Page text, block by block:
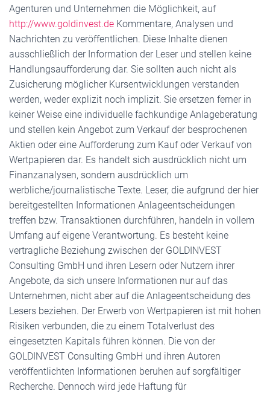
Agenturen und Unternehmen die Möglichkeit, auf
http://www.goldinvest.de Kommentare, Analysen und
Nachrichten zu veröffentlichen. Diese Inhalte dienen
ausschließlich der Information der Leser und stellen keine
Handlungsaufforderung dar. Sie sollten auch nicht als
Zusicherung möglicher Kursentwicklungen verstanden
werden, weder explizit noch implizit. Sie ersetzen ferner in
keiner Weise eine individuelle fachkundige Anlageberatung
und stellen kein Angebot zum Verkauf der besprochenen
Aktien oder eine Aufforderung zum Kauf oder Verkauf von
Wertpapieren dar. Es handelt sich ausdrücklich nicht um
Finanzanalysen, sondern ausdrücklich um
werbliche/journalistische Texte. Leser, die aufgrund der hier
bereitgestellten Informationen Anlageentscheidungen
treffen bzw. Transaktionen durchführen, handeln in vollem
Umfang auf eigene Verantwortung. Es besteht keine
vertragliche Beziehung zwischen der GOLDINVEST
Consulting GmbH und ihren Lesern oder Nutzern ihrer
Angebote, da sich unsere Informationen nur auf das
Unternehmen, nicht aber auf die Anlageentscheidung des
Lesers beziehen. Der Erwerb von Wertpapieren ist mit hohen
Risiken verbunden, die zu einem Totalverlust des
eingesetzten Kapitals führen können. Die von der
GOLDINVEST Consulting GmbH und ihren Autoren
veröffentlichten Informationen beruhen auf sorgfältiger
Recherche. Dennoch wird jede Haftung für